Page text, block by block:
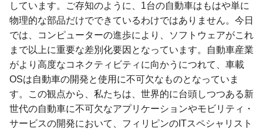
しています。ご存知のように、1台の自動車はもはや単に
物理的な部品だけでできているわけではありません。今日
では、コンピューターの進歩により、ソフトウェアがこれ
まで以上に重要な差別化要因となっています。自動車産業
がより高度なコネクティビティに向かうにつれて、車載
OSは自動車の開発と使用に不可欠なものとなっていま
す。この観点から、私たちは、世界的に台頭しつつある新
世代の自動車に不可欠なアプリケーションやモビリティ・
サービスの開発において、フィリピンのITスペシャリスト